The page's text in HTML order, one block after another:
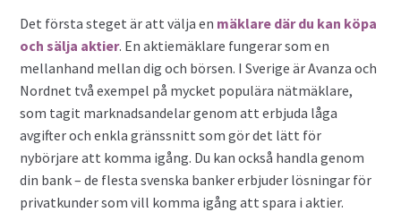
Undvik bedragare
Vad är Bitcoin?
Valutahandel
Det första steget är att välja en mäklare där du kan köpa
och sälja aktier. En aktiemäklare fungerar som en
mellanhand mellan dig och börsen. I Sverige är Avanza och
Nordnet två exempel på mycket populära nätmäklare,
som tagit marknadsandelar genom att erbjuda låga
avgifter och enkla gränssnitt som gör det lätt för
nybörjare att komma igång. Du kan också handla genom
din bank – de flesta svenska banker erbjuder lösningar för
privatkunder som vill komma igång att spara i aktier.